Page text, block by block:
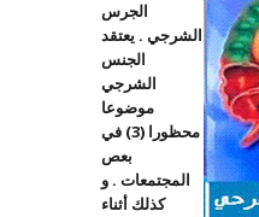
الجرس
الشرجي . يعتقد
الجنس
الشرجي
موضوعا
محظورا (3) في
بعص
المجتمعات . و
كذلك أثناء